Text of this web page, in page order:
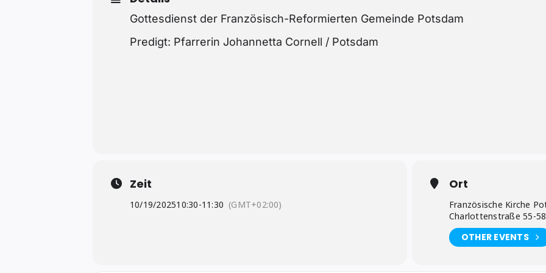
Gottesdienst der Französisch-Reformierten Gemeinde Potsdam
Predigt: Pfarrerin Johannetta Cornell / Potsdam
Zeit
10/19/202510:30-11:30 (GMT+02:00)
Ort
Französische Kirche
Charlottenstraße 55-58
OTHER EVENTS